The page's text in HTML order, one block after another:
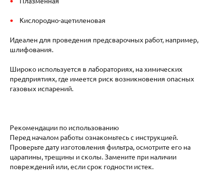
Кислородно-ацетиленовая
Идеален для проведения предсварочных работ, например,
шлифования.
Широко используется в лабораториях, на химических
предприятиях, где имеется риск возникновения опасных
газовых испарений.
Рекомендации по использованию
Перед началом работы ознакомьтесь с инструкцией.
Проверьте дату изготовления фильтра, осмотрите его на
царапины, трещины и сколы. Замените при наличии
повреждений или, если срок годности истек.